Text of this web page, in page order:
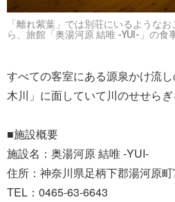
「離れ紫葉」では別荘にいるような
ら、旅館「奥湯河原 結唯 -YUI-」の食
すべての客室にある源泉かけ流
木川」に面していて川のせせらぎ
■施設概要
施設名：奥湯河原 結唯 -YUI-
住所：神奈川県足柄下郡湯河原
TEL：0465-63-6643